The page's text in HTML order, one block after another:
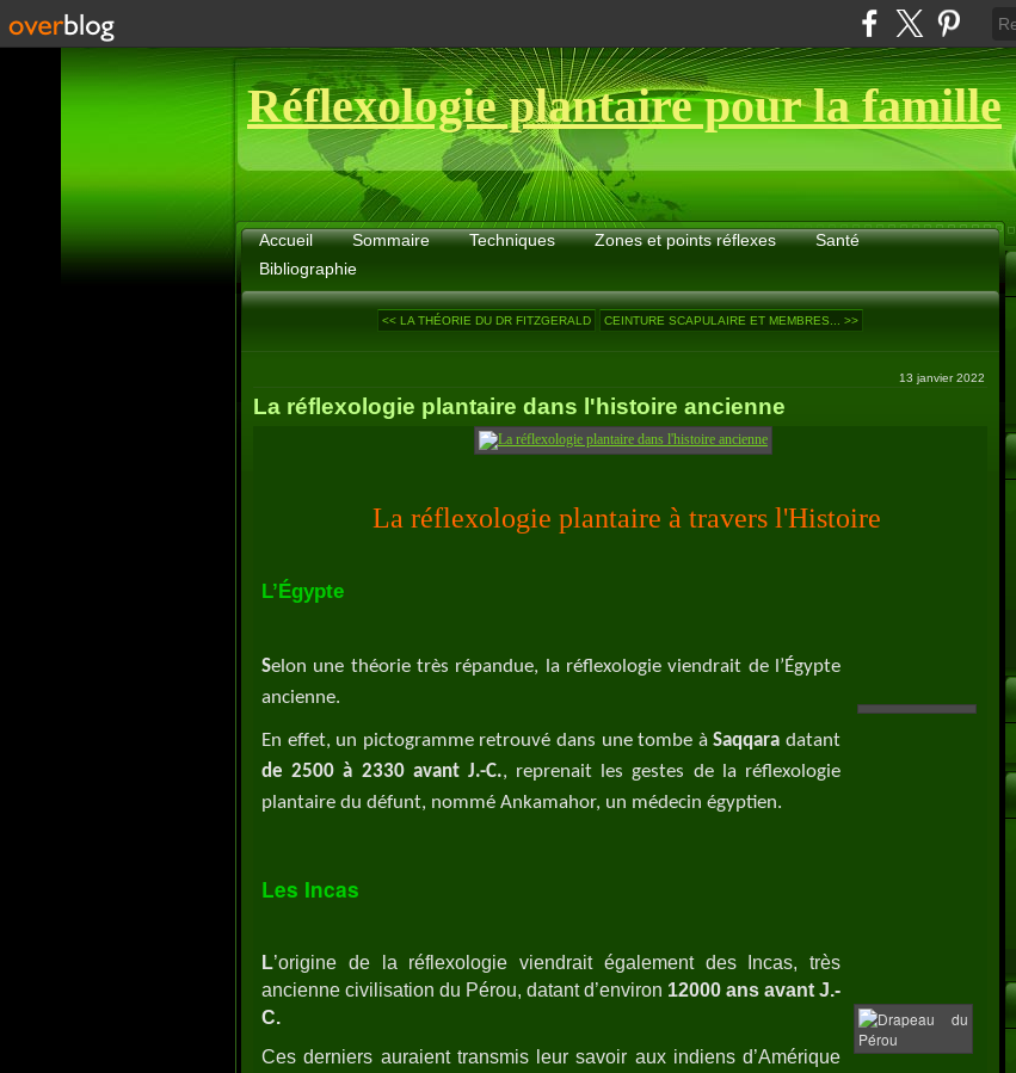
Réflexologie plantaire pour la famille
Accueil Sommaire Techniques Zones et points réflexes
Santé
Bibliographie
<< LA THÉORIE DU DR FITZGERALD CEINTURE SCAPULAIRE ET MEMBRES... >>
13 janvier 2022
La réflexologie plantaire dans l'histoire ancienne
La réflexologie plantaire à travers l'Histoire
L’Égypte
Selon une théorie très répandue, la réflexologie viendrait de l’Égypte
ancienne.
En effet, un pictogramme retrouvé dans une tombe àSaqqara datant
de 2500 à 2330 avant J.-C., reprenait les gestes de la réflexologie
plantaire du défunt, nommé Ankamahor, un médecin égyptien.
Les Incas
L’origine de la réflexologie viendrait également des Incas, très
ancienne civilisation du Pérou, datant d’environ 12000 ans avant J.-
C.
Ces derniers auraient transmis leur savoir aux indiens d’Amérique